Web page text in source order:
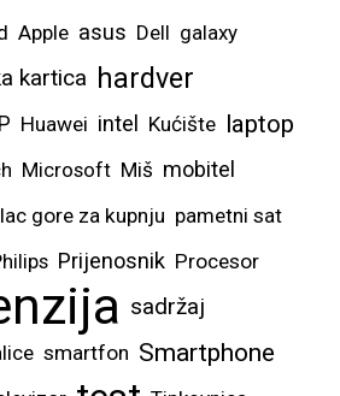
Apple asus Dell galaxy
kartica hardver
Huawei intel Kućište laptop
Microsoft Miš mobitel
gore za kupnju pametni sat
Prijenosnik Procesor
sadržaj
smartfon Smartphone